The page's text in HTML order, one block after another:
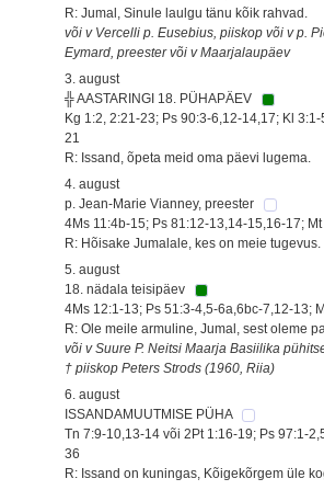
R: Jumal, Sinule laulgu tänu kõik rahvad.
või v Vercelli p. Eusebius, piiskop või v p.
Eymard, preester või v Maarjalaupäev
3. august
╬ AASTARINGI 18. PÜHAPÄEV
Kg 1:2, 2:21-23; Ps 90:3-6,12-14,17; Kl
21
R: Issand, õpeta meid oma päevi lugema.
4. august
p. Jean-Marie Vianney, preester
4Ms 11:4b-15; Ps 81:12-13,14-15,16-17;
R: Hõisake Jumalale, kes on meie tugevus.
5. august
18. nädala teisipäev
4Ms 12:1-13; Ps 51:3-4,5-6a,6bc-7,12-13;
R: Ole meile armuline, Jumal, sest oleme
või v Suure P. Neitsi Maarja Basiilika
† piiskop Peters Strods (1960, Riia)
6. august
ISSANDAMUUTMISE PÜHA
Tn 7:9-10,13-14 või 2Pt 1:16-19; Ps 97:1-
36
R: Issand on kuningas, Kõigekõrgem üle